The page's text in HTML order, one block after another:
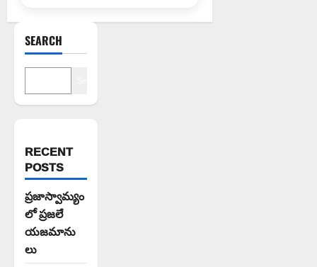
SEARCH
RECENT
POSTS
ప్రజాస్వామ్యం
లో ప్రజలే
యజమాను
లు